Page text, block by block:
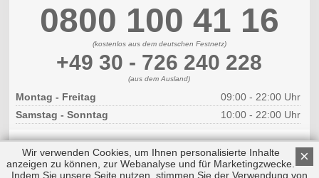
0800 100 41 16
(kostenlos aus dem deutschen Festnetz)
+49 30 - 726 240 228
(aus dem Ausland)
Montag - Freitag
09:00 - 22:00 Uhr
Samstag - Sonntag
10:00 - 22:00 Uhr
×
Wir verwenden Cookies, um Ihnen personalisierte Inhalte
anzeigen zu können, zur Webanalyse und für Marketingzwecke.
Indem Sie unsere Seite nutzen, stimmen Sie der Verwendung von